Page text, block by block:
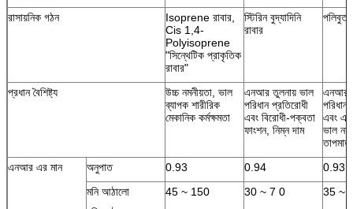
রাসায়নিক গঠন
Isoprene রাবার,
Cis 1,4-
Polyisoprene
"সিন্থেটিক প্রাকৃতিক
রাবার"
স্টিরিন বুদ্যাদিনি
রাবার
প্রধান বৈশিষ্ট্য
উচ্চ নমনীয়তা, ভাল
ব্যাপক শারীরিক
মেকানিক কর্মক্ষমতা
এনআর তুলনায় ভাল
পরিধান প্রতিরোধী
এবং বিরোধী-পক্বতা
ফাংশন, নিম্ন দাম
এনআর
পরিধান
এবং
ভাল
এনআর এর মান
অনুপাত 0.93 0.94
0.93
মনি আঠালো
45 ~ 150 30 ~ 7 0 35 ~